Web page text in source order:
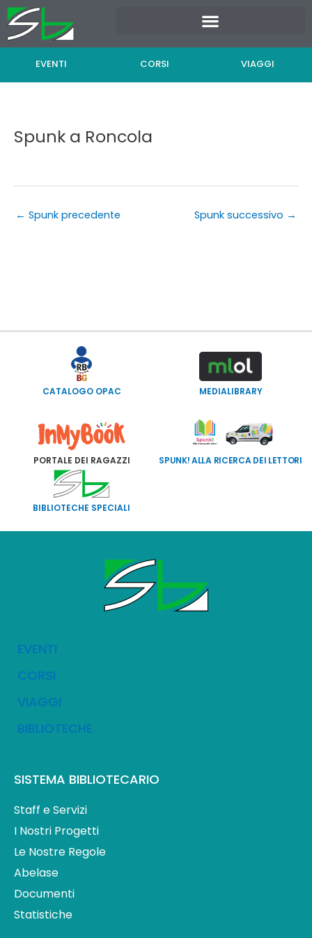
Vai
al
contenuto
EVENTI CORSI VIAGGI
Spunk a Roncola
← Spunk precedente Spunk successivo →
CATALOGO OPAC MEDIALIBRARY
PORTALE DEI RAGAZZI SPUNK! ALLA RICERCA DEI LETTORI
BIBLIOTECHE SPECIALI
EVENTI
CORSI
VIAGGI
BIBLIOTECHE
SISTEMA BIBLIOTECARIO
Staff e Servizi
I Nostri Progetti
Le Nostre Regole
Abelase
Documenti
Statistiche